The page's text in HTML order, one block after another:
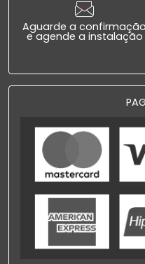
Aguarde a confirmação
e agende a instalação